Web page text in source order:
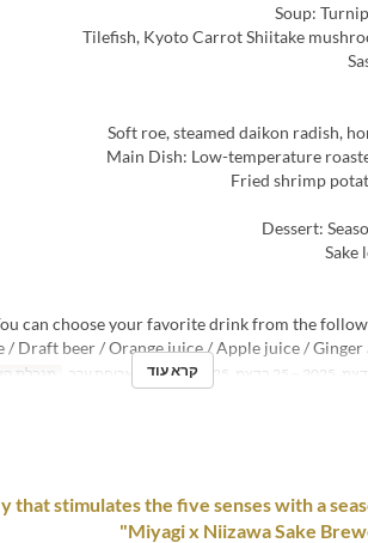
Soup:
Tilefish, Kyoto Carrot Shiitake
Soft roe, steamed daikon radish,
Main Dish: Low-temperature
Fried shrimp
Dessert:
Sake
can choose your favorite drink from the
/ Draft beer / Orange juice / Apple juice / Ginger
ארוחות ארוחת ערב מגבלת קרא עוד
that stimulates the five senses with a
Miyagi x Niizawa Sake